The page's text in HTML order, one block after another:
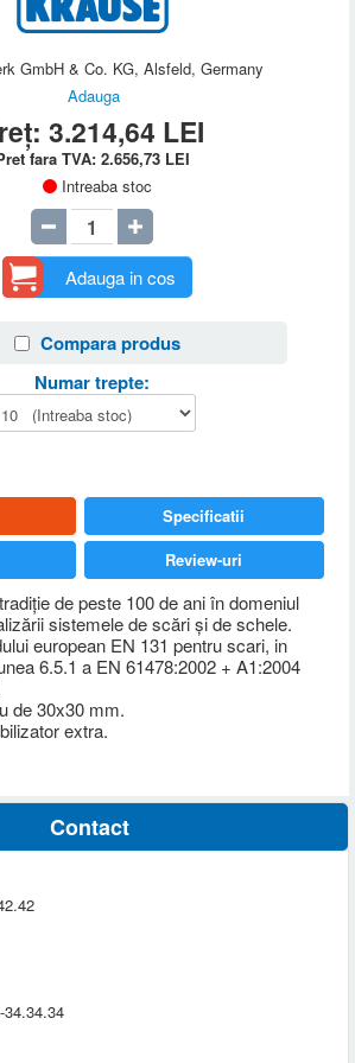
GmbH & Co. KG, Alsfeld, Germany
Adauga
3.214,64 LEI
fara TVA: 2.656,73 LEI
Intreaba stoc
Adauga in cos
Compara produs
Numar trepte:
de peste 100 de ani în domeniul
sistemele de scări şi de schele.
european EN 131 pentru scari, in
6.5.1 a EN 61478:2002 + A1:2004
de 30x30 mm.
extra.
Specificatii
Review-uri
Contact
34.34.34